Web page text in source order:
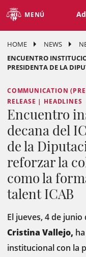
MENÚ
HOME NEWS
ENCUENTRO
PRESIDENTA DE LA
COMMUNICATION
RELEASE | HEADLINES
Encuentro
decana del
de la
reforzar la
como la
talent ICAB
El jueves, 4 de junio
Cristina Vallejo,
institucional con la